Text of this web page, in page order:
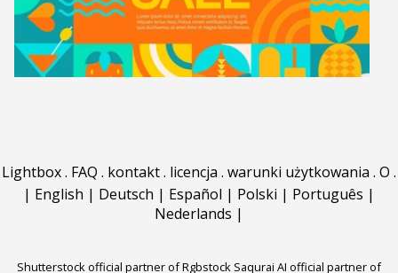
Lightbox. FAQ . kontakt. licencja . warunki użytkowania . O .
| English | Deutsch | Español | Polski | Português |
Nederlands |
Shutterstock official partner of Rgbstock Saqurai AI official partner of